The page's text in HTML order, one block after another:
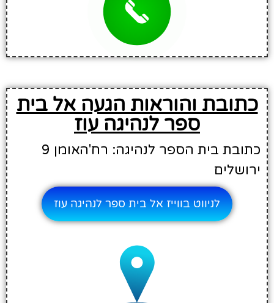
כתובת והוראות הגעה אל בית
ספר לנהיגה עוז
כתובת בית הספר לנהיגה: רח'האומן 9
ירושלים
לניווט בווייז אל בית ספר לנהיגה עוז